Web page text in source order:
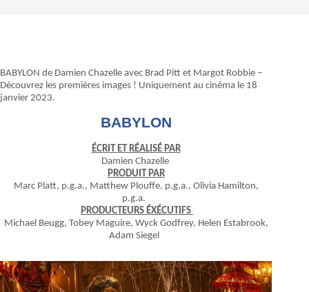
BABYLON de Damien Chazelle avec Brad Pitt et Margot Robbie –
Découvrez les premières images ! Uniquement au cinéma le 18
janvier 2023.
BABYLON
ÉCRIT ET RÉALISÉ PAR
Damien Chazelle
PRODUIT PAR
Marc Platt, p.g.a., Matthew Plouffe, p.g.a., Olivia Hamilton,
p.g.a.
PRODUCTEURS ÉXÉCUTIFS
Michael Beugg, Tobey Maguire, Wyck Godfrey, Helen Estabrook,
Adam Siegel